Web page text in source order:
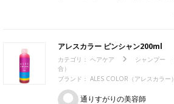
アレスカラー ピンシャン200ml
カテゴリ： ヘアケア シャンプー
合）
ブランド： ALES COLOR（アレスカラー）
通りすがりの美容師